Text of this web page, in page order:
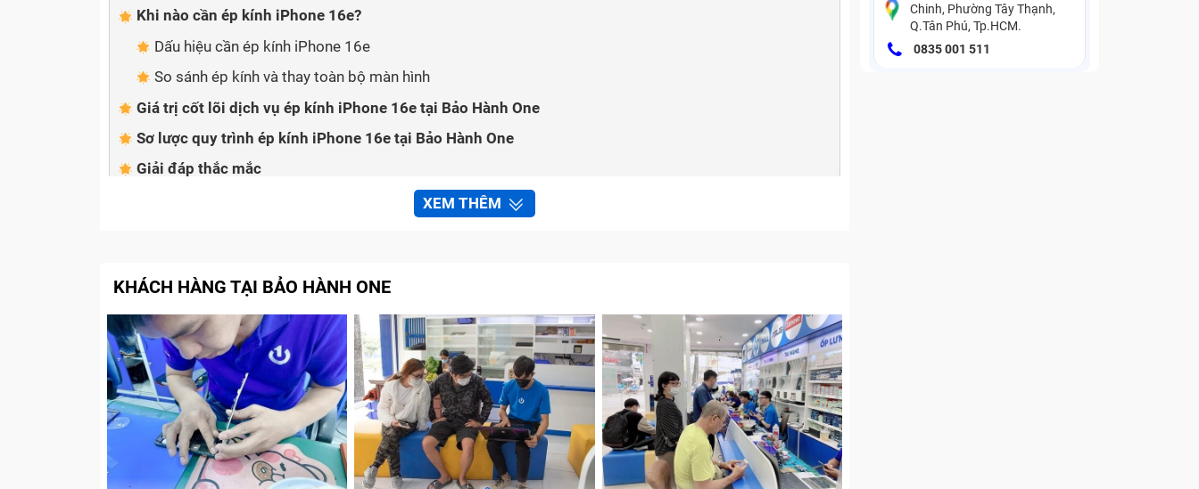
Khi nào cần ép kính iPhone 16e?
Dấu hiệu cần ép kính iPhone 16e
So sánh ép kính và thay toàn bộ màn hình
Giá trị cốt lõi dịch vụ ép kính iPhone 16e tại Bảo Hành One
Sơ lược quy trình ép kính iPhone 16e tại Bảo Hành One
Giải đáp thắc mắc
Ép kính iPhone 16e có làm ảnh hưởng Face ID không?
Chi phí ép kính iPhone 16e là bao nhiêu?
Giá cả luôn là yếu tố quan trọng ảnh hưởng phần lớn đến quyết định sửa chữa của hầu hết khách hàng. Tại
Bảo Hành One, chúng tôi luôn tối quy trình để mang lại mức giáép kính iPhone cạnh tranh nhất cho người
dùng. Dưới đây là bảng giá chi tiết dịch vụ thay ép mặt kính iPhone 16e tại trung tâm.
Dịch vụ Giá
XEM THÊM
KHÁCH HÀNG TẠI BẢO HÀNH ONE
Chinh, Phường Tây Thạnh,
Q.Tân Phú, Tp.HCM.
0835 001 511